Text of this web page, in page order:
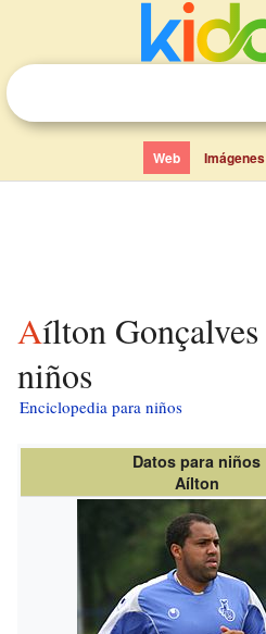
Web Imágenes
Aílton Gonçalves da Silva para
niños
Enciclopedia para niños
Datos para niños
Aílton